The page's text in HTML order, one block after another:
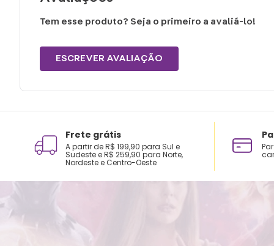
Tem esse produto? Seja o primeiro a avaliá-lo!
ESCREVER AVALIAÇÃO
Frete grátis
A partir de R$ 199,90 para Sul e
Sudeste e R$ 259,90 para Norte,
Nordeste e Centro-Oeste